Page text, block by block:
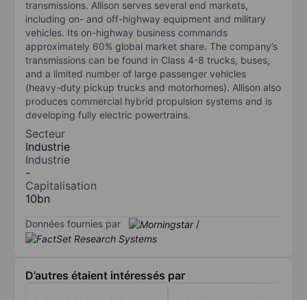
transmissions. Allison serves several end markets,
including on- and off-highway equipment and military
vehicles. Its on-highway business commands
approximately 60% global market share. The company’s
transmissions can be found in Class 4-8 trucks, buses,
and a limited number of large passenger vehicles
(heavy-duty pickup trucks and motorhomes). Allison also
produces commercial hybrid propulsion systems and is
developing fully electric powertrains.
Secteur
Industrie
Industrie
-
Capitalisation
10bn
Données fournies par /
D’autres étaient intéressés par